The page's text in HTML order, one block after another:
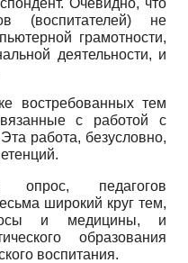
Очевидно, что
(воспитателей) не
грамотности,
деятельности, и
востребованных тем
с работой с
работа, безусловно,
педагогов
широкий круг тем,
и медицины, и
образования
воспитания.